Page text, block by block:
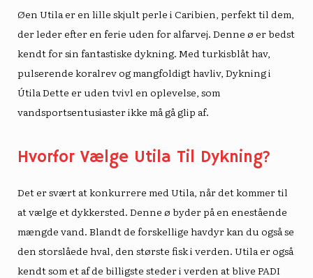
Øen Utila er en lille skjult perle i Caribien, perfekt til dem,
der leder efter en ferie uden for alfarvej. Denne ø er bedst
kendt for sin fantastiske dykning. Med turkisblåt hav,
pulserende koralrev og mangfoldigt havliv, Dykning i
Útila Dette er uden tvivl en oplevelse, som
vandsportsentusiaster ikke må gå glip af.
Hvorfor Vælge Utila Til Dykning?
Det er svært at konkurrere med Utila, når det kommer til
at vælge et dykkersted. Denne ø byder på en enestående
mængde vand. Blandt de forskellige havdyr kan du også se
den storslåede hval, den største fisk i verden. Utila er også
kendt som et af de billigste steder i verden at blive PADI